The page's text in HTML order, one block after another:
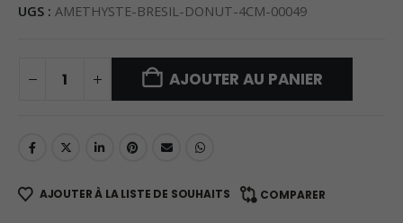
UGS : AMETHYSTE-BRESIL-DONUT-4CM-00049
AJOUTER AU PANIER
AJOUTER À LA LISTE DE SOUHAITS COMPARER